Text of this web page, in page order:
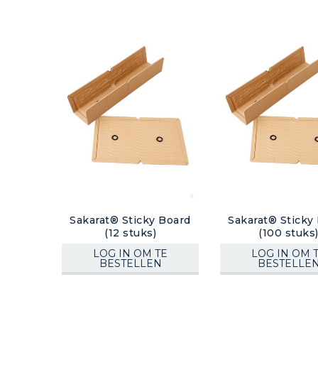
Sakarat® Sticky Board
(12 stuks)
LOG IN OM TE
BESTELLEN
Sakarat® Sticky
(100 stuks)
LOG IN OM
BESTELLEN